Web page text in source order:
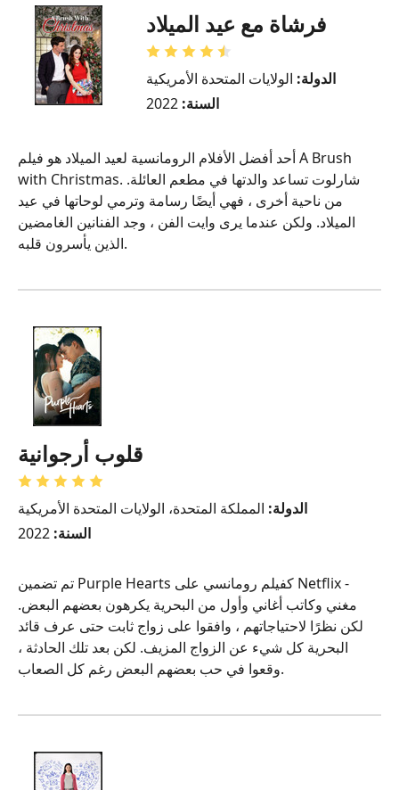
فرشاة مع عيد الميلاد
الدولة: الولايات المتحدة الأمريكية
السنة:
أحد أفضل الأفلام الرومانسية لعيد الميلاد هو فيلم A Brush
with Christmas. شارلوت تساعد والدتها في مطعم العائلة.
من ناحية أخرى ، فهي أيضًا رسامة وترمي لوحاتها في عيد
الميلاد. ولكن عندما يرى وايت الفن ، وجد الفنانين الغامضين
الذين يأسرون قلبه.
قلوب أرجوانية
الدولة: المملكة المتحدة، الولايات المتحدة الأمريكية
السنة:
تم تضمين Purple Hearts كفيلم رومانسي على Netflix -
مغني وكاتب أغاني وأول من البحرية يكرهون بعضهم البعض.
لكن نظرًا لاحتياجاتهم ، وافقوا على زواج ثابت حتى عرف قائد
البحرية كل شيء عن الزواج المزيف. لكن بعد تلك الحادثة ،
وقعوا في حب بعضهم البعض رغم كل الصعاب.